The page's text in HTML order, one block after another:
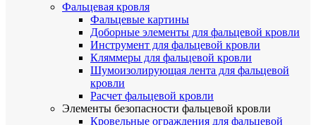
Фальцевая кровля
Фальцевые картины
Доборные элементы для фальцевой кровли
Инструмент для фальцевой кровли
Кляммеры для фальцевой кровли
Шумоизолирующая лента для фальцевой
кровли
Расчет фальцевой кровли
Элементы безопасности фальцевой кровли
Кровельные ограждения для фальцевой